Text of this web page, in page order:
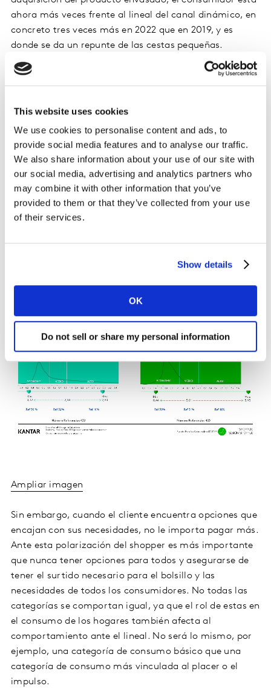
This website uses cookies
We use cookies to personalise content and ads, to
provide social media features and to analyse our traffic.
We also share information about your use of our site with
our social media, advertising and analytics partners who
may combine it with other information that you’ve
provided to them or that they’ve collected from your use
of their services.
Show details
OK
Do not sell or share my personal information
ahora más veces frente al lineal del canal dinámico, en
concreto tres veces más en 2022 que en 2019, y es
donde se da un repunte de las cestas pequeñas.
Un consumidor polarizado y muy pendiente
amplía, aunque las opciones de gama alta, media y
económica en el lineal se mantienen. Esta situación
implica que el consumidor se fije más en el precio y en
los lineales que antes. De los consumidores
encuestados, el 62,7% confirma, un 5,1% más que el
año pasado, que siempre compara precios entre
elecciones del shopper están más polarizadas,
Ampliar imagen
Sin embargo, cuando el cliente encuentra opciones que
encajan con sus necesidades, no le importa pagar más.
Ante esta polarización del shopper es más importante
que nunca tener opciones para todos y asegurarse de
tener el surtido necesario para el bolsillo y las
necesidades de todos los consumidores. No todas las
categorías se comportan igual, ya que el rol de estas en
el consumo de los hogares también afecta al
comportamiento ante el lineal. No será lo mismo, por
ejemplo, una categoría de consumo básico que una
categoría de consumo más vinculada al placer o el
impulso.